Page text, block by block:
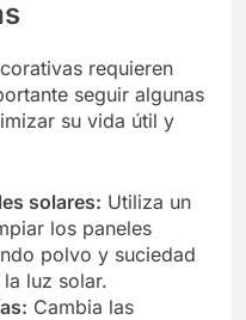
requieren
seguir algunas
su vida útil y
solares: Utiliza un
los paneles
polvo y suciedad
luz solar.
Cambia las